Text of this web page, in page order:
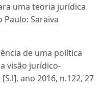
uma teoria jurídica
Paulo: Saraiva
de uma política
visão jurídico-
ano 2016, n.122, 27